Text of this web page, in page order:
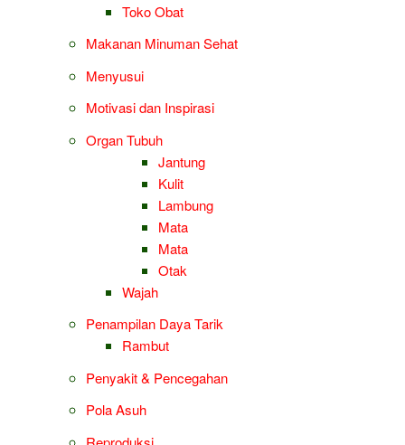
Toko Obat
Makanan Minuman Sehat
Menyusui
Motivasi dan Inspirasi
Organ Tubuh
Jantung
Kulit
Lambung
Mata
Mata
Otak
Wajah
Penampilan Daya Tarik
Rambut
Penyakit & Pencegahan
Pola Asuh